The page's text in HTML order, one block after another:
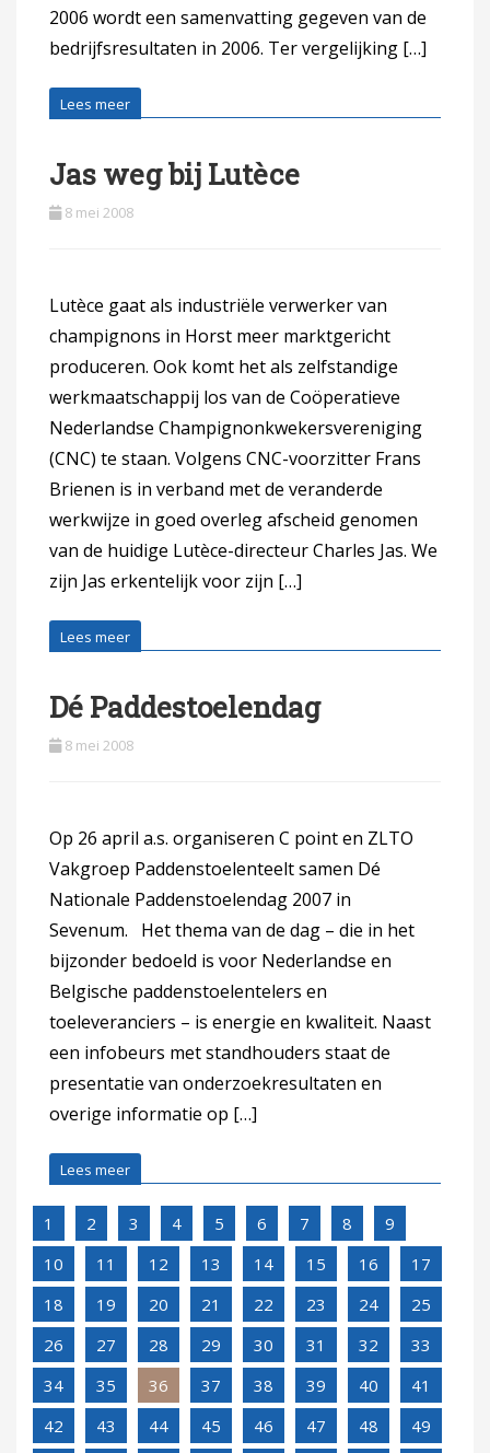
2006 wordt een samenvatting gegeven van de
bedrijfsresultaten in 2006. Ter vergelijking […]
Lees meer
Jas weg bij Lutèce
8 mei 2008
Lutèce gaat als industriële verwerker van
champignons in Horst meer marktgericht
produceren. Ook komt het als zelfstandige
werkmaatschappij los van de Coöperatieve
Nederlandse Champignonkwekersvereniging
(CNC) te staan. Volgens CNC-voorzitter Frans
Brienen is in verband met de veranderde
werkwijze in goed overleg afscheid genomen
van de huidige Lutèce-directeur Charles Jas. We
zijn Jas erkentelijk voor zijn […]
Lees meer
Dé Paddestoelendag
8 mei 2008
Op 26 april a.s. organiseren C point en ZLTO
Vakgroep Paddenstoelenteelt samen Dé
Nationale Paddenstoelendag 2007 in
Sevenum. Het thema van de dag – die in het
bijzonder bedoeld is voor Nederlandse en
Belgische paddenstoelentelers en
toeleveranciers – is energie en kwaliteit. Naast
een infobeurs met standhouders staat de
presentatie van onderzoekresultaten en
overige informatie op […]
Lees meer
1 2 3 4 5 6 7 8
9
10
11 12 13 14 15 16
17
18
19 20 21 22 23 24
25
26
27 28 29 30 31 32
33
34
35 36 37 38 39 40
41
42
43 44 45 46 47 48
49